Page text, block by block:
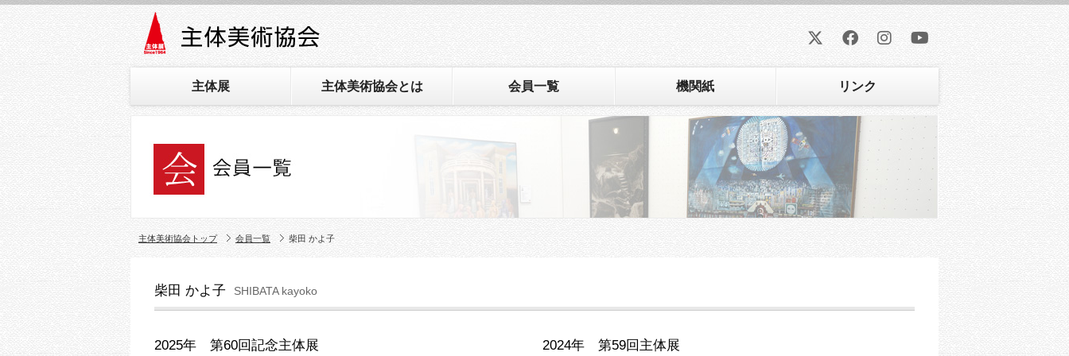
主体展 主体美術協会とは 会員一覧 機関紙 リンク
主体美術協会トップ 会員一覧 柴田 かよ子
柴田 かよ子 SHIBATA kayoko
2025年 第60回記念主体展 2024年 第59回主体展